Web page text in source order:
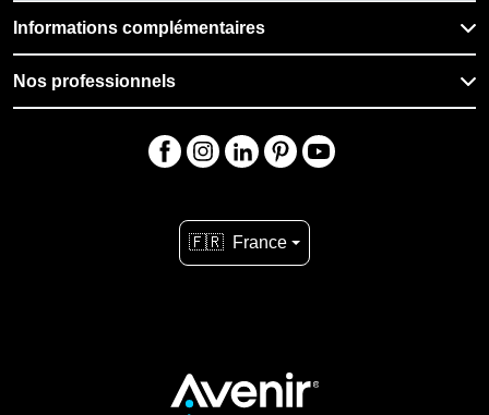
Informations complémentaires
Nos professionnels
🇫🇷 France